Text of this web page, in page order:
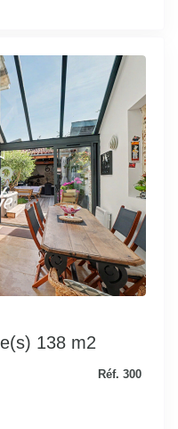
138 m2
Réf. 300